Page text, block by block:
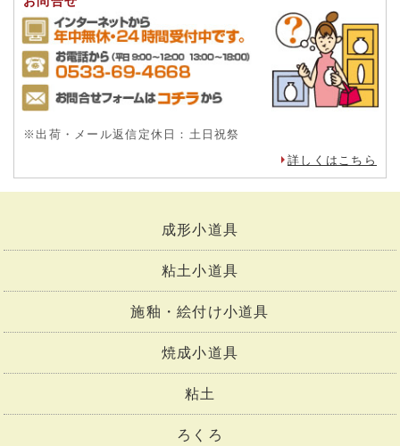
※出荷・メール返信定休日：土日祝祭
詳しくはこちら
成形小道具
粘土小道具
施釉・絵付け小道具
焼成小道具
粘土
ろくろ